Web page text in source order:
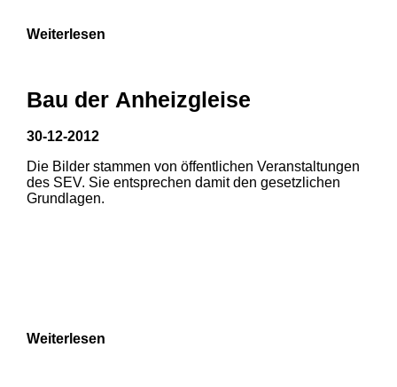
1 2 3
Weiterlesen
Bau der Anheizgleise
30-12-2012
Die Bilder stammen von öffentlichen Veranstaltungen
des SEV. Sie entsprechen damit den gesetzlichen
Grundlagen.
Weiterlesen